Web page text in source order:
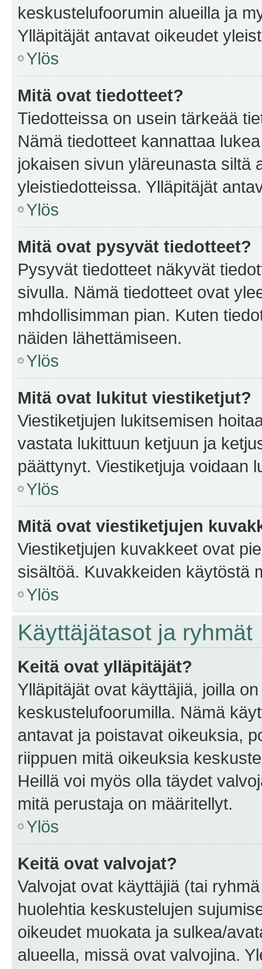
keskustelufoorumin alueilla ja
Ylläpitäjät antavat oikeudet
Ylös
Mitä ovat tiedotteet?
Tiedotteissa on usein tärkeää
Nämä tiedotteet kannattaa
jokaisen sivun yläreunasta siltä
yleistiedotteissa. Ylläpitäjät
Ylös
Mitä ovat pysyvät tiedotteet?
Pysyvät tiedotteet näkyvät
sivulla. Nämä tiedotteet ovat
mhdollisimman pian. Kuten
näiden lähettämiseen.
Ylös
Mitä ovat lukitut viestiketjut?
Viestiketjujen lukitsemisen
vastata lukittuun ketjuun ja
päättynyt. Viestiketjuja voidaan
Ylös
Mitä ovat viestiketjujen
Viestiketjujen kuvakkeet ovat
sisältöä. Kuvakkeiden käytöstä
Ylös
Käyttäjätasot ja ryhmät
Keitä ovat ylläpitäjät?
Ylläpitäjät ovat käyttäjiä, joilla
keskustelufoorumilla. Nämä
antavat ja poistavat oikeuksia,
riippuen mitä oikeuksia
Heillä voi myös olla täydet
mitä perustaja on määritellyt.
Ylös
Keitä ovat valvojat?
Valvojat ovat käyttäjiä (tai
huolehtia keskustelujen
oikeudet muokata ja sulkea/
alueella, missä ovat valvojina.